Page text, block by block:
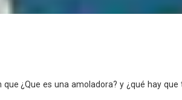
¿Que es una amoladora? y ¿qué hay